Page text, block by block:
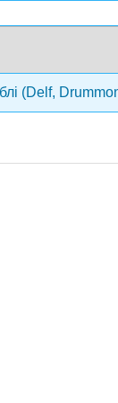
(Delf,